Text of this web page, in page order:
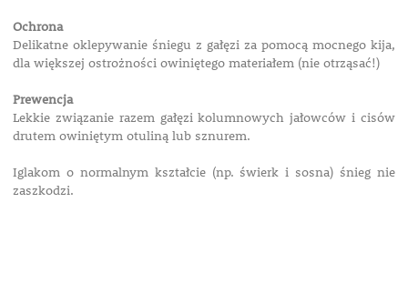
Ochrona
Delikatne oklepywanie śniegu z gałęzi za pomocą mocnego kija,
dla większej ostrożności owiniętego materiałem (nie otrząsać!)
Prewencja
Lekkie związanie razem gałęzi kolumnowych jałowców i cisów
drutem owiniętym otuliną lub sznurem.
Iglakom o normalnym kształcie (np. świerk i sosna) śnieg nie
zaszkodzi.